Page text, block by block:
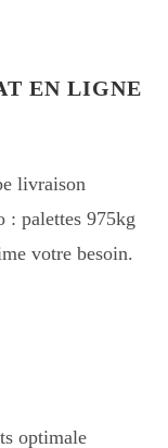
EN LIGNE
livraison
: palettes 975kg
votre besoin.
optimale